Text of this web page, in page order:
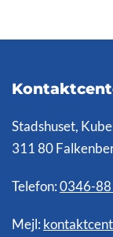
Stadshuset,
311 80
Telefon: 0346-88
Mejl: